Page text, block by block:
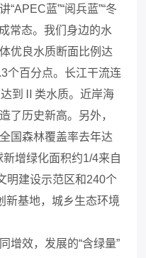
蓝”“阅兵蓝”“冬
常态。我们身边的水
优良水质断面比例达
个百分点。长江干流连
到Ⅱ类水质。近岸海
了历史新高。另外，
国森林覆盖率去年达
增绿化面积约1/4来自
明建设示范区和240个
新基地，城乡生态环境
效，发展的“含绿量”